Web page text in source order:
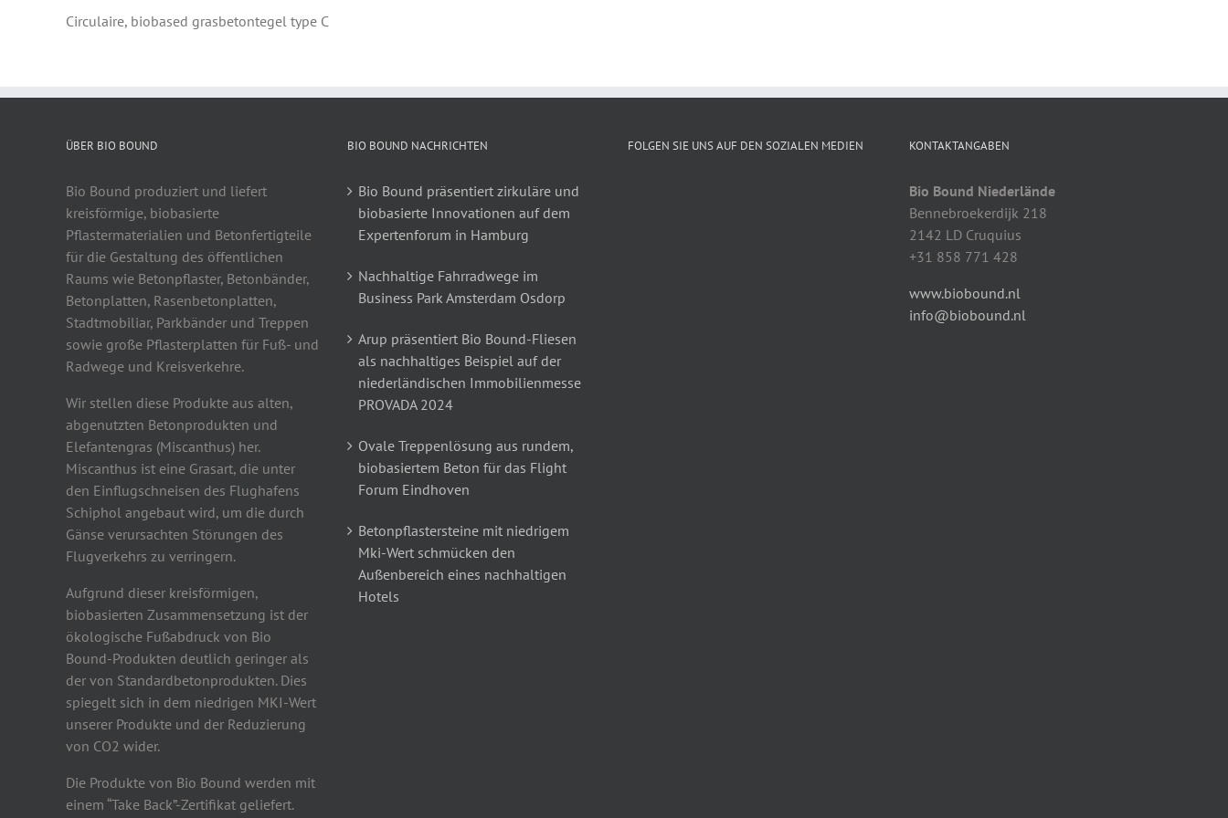
Circulaire, biobased grasbetontegel type C
ÜBER BIO BOUND
Bio Bound produziert und liefert
kreisförmige, biobasierte
Pflastermaterialien und Betonfertigteile
für die Gestaltung des öffentlichen
Raums wie Betonpflaster, Betonbänder,
Betonplatten, Rasenbetonplatten,
Stadtmobiliar, Parkbänder und Treppen
sowie große Pflasterplatten für Fuß- und
Radwege und Kreisverkehre.
Wir stellen diese Produkte aus alten,
abgenutzten Betonprodukten und
Elefantengras (Miscanthus) her.
Miscanthus ist eine Grasart, die unter
den Einflugschneisen des Flughafens
Schiphol angebaut wird, um die durch
Gänse verursachten Störungen des
Flugverkehrs zu verringern.
Aufgrund dieser kreisförmigen,
biobasierten Zusammensetzung ist der
ökologische Fußabdruck von Bio
Bound-Produkten deutlich geringer als
der von Standardbetonprodukten. Dies
spiegelt sich in dem niedrigen MKI-Wert
unserer Produkte und der Reduzierung
von CO2 wider.
Die Produkte von Bio Bound werden mit
einem “Take Back”-Zertifikat geliefert.
BIO BOUND NACHRICHTEN
Bio Bound präsentiert zirkuläre und
biobasierte Innovationen auf dem
Expertenforum in Hamburg
Nachhaltige Fahrradwege im
Business Park Amsterdam Osdorp
Arup präsentiert Bio Bound-Fliesen
als nachhaltiges Beispiel auf der
niederländischen Immobilienmesse
PROVADA 2024
Ovale Treppenlösung aus rundem,
biobasiertem Beton für das Flight
Forum Eindhoven
Betonpflastersteine mit niedrigem
Mki-Wert schmücken den
Außenbereich eines nachhaltigen
Hotels
FOLGEN SIE UNS AUF DEN SOZIALEN MEDIEN KONTAKTANGABEN
Bio Bound Niederlände
Bennebroekerdijk 218
2142 LD Cruquius
+31 858 771 428
www.biobound.nl
info@biobound.nl